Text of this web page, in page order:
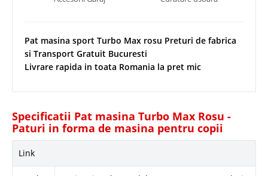
Pat masina sport Turbo Max rosu Preturi de fabrica
si Transport Gratuit Bucuresti
Livrare rapida in toata Romania la pret mic
Specificatii Pat masina Turbo Max Rosu -
Paturi in forma de masina pentru copii
Link